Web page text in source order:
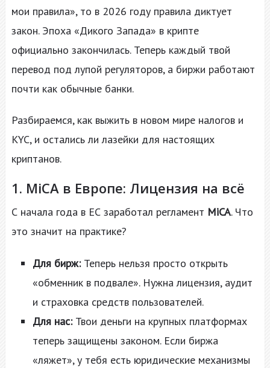
мои правила», то в 2026 году правила диктует
закон. Эпоха «Дикого Запада» в крипте
официально закончилась. Теперь каждый твой
перевод под лупой регуляторов, а биржи работают
почти как обычные банки.
Разбираемся, как выжить в новом мире налогов и
KYC, и остались ли лазейки для настоящих
криптанов.
1. MiCA в Европе: Лицензия на всё
С начала года в ЕС заработал регламент MiCA. Что
это значит на практике?
Для бирж:Теперь нельзя просто открыть
«обменник в подвале». Нужна лицензия, аудит
и страховка средств пользователей.
Для нас:Твои деньги на крупных платформах
теперь защищены законом. Если биржа
«ляжет», у тебя есть юридические механизмы